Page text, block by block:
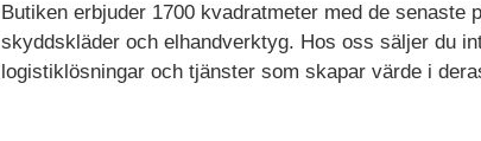
Butiken erbjuder 1700 kvadratmeter med de senaste
skyddskläder och elhandverktyg. Hos oss säljer du
logistiklösningar och tjänster som skapar värde i